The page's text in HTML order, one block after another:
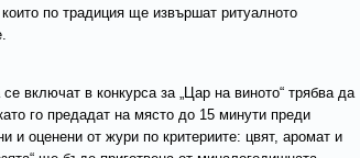
по традиция ще извършат ритуалното
включат в конкурса за „Цар на виното“ трябва да
го предадат на място до 15 минути преди
и оценени от жури по критериите: цвят, аромат и